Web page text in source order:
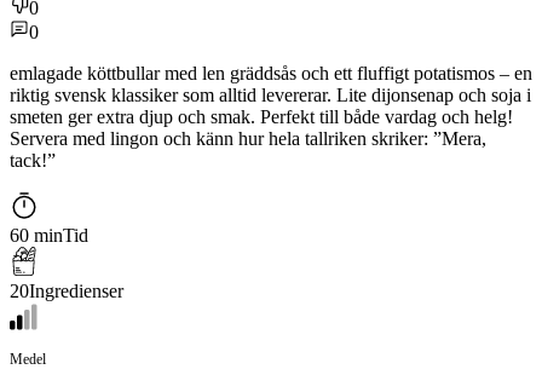
0
0
emlagade köttbullar med len gräddsås och ett fluffigt potatismos – en
riktig svensk klassiker som alltid levererar. Lite dijonsenap och soja i
smeten ger extra djup och smak. Perfekt till både vardag och helg!
Servera med lingon och känn hur hela tallriken skriker: ”Mera,
tack!”
60 minTid
20Ingredienser
Medel